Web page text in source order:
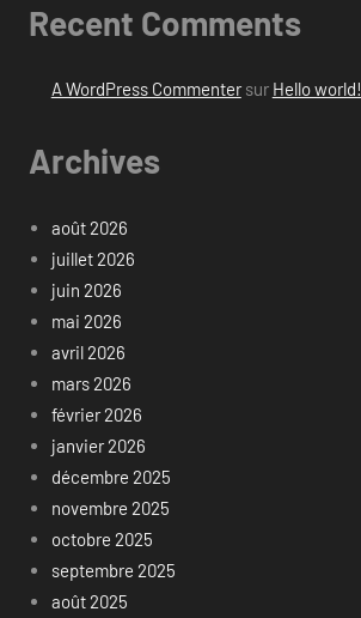
Recent Comments
A WordPress Commentersur Hello world!
Archives
août 2026
juillet 2026
juin 2026
mai 2026
avril 2026
mars 2026
février 2026
janvier 2026
décembre 2025
novembre 2025
octobre 2025
septembre 2025
août 2025